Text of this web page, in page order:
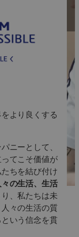
ン
より良くする
ニーとして、
てこそ価値が
ちを結び付け
の生活、生活
、私たちは未
々の生活の質
いう信念を貫